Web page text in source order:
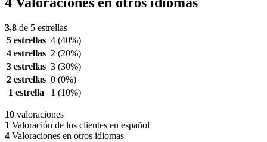
3,8 de 5 estrellas
5 estrellas 4 (40%)
4 estrellas 2 (20%)
3 estrellas 3 (30%)
2 estrellas 0 (0%)
1 estrella
1 (10%)
10 valoraciones
1 Valoración de los clientes en español
4 Valoraciones en otros idiomas